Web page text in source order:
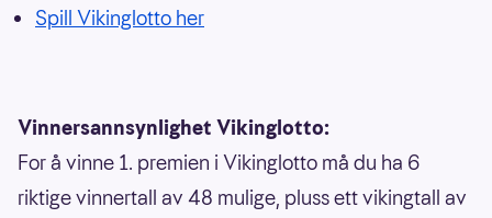
Spill Vikinglotto her
Vinnersannsynlighet Vikinglotto:
For å vinne 1. premien i Vikinglotto må du ha 6
riktige vinnertall av 48 mulige, pluss ett vikingtall av